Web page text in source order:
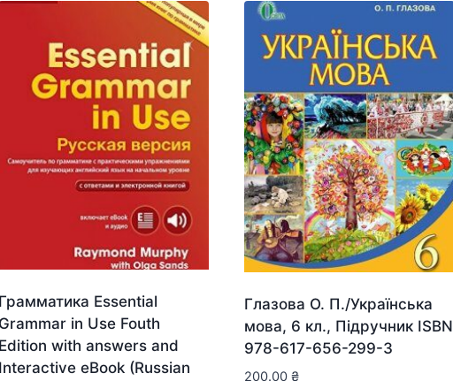
Грамматика Essential
Grammar in Use Fouth
Edition with answers and
Interactive eBook (Russian
Глазова О. П./Українська
мова, 6 кл., Підручник ISBN
978-617-656-299-3
200.00 ₴